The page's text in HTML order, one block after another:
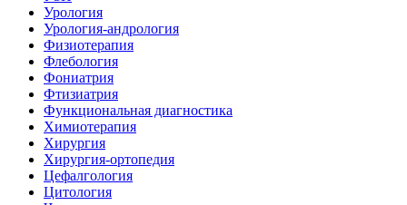
Урология
Урология-андрология
Физиотерапия
Флебология
Фониатрия
Фтизиатрия
Функциональная диагностика
Химиотерапия
Хирургия
Хирургия-ортопедия
Цефалгология
Цитология